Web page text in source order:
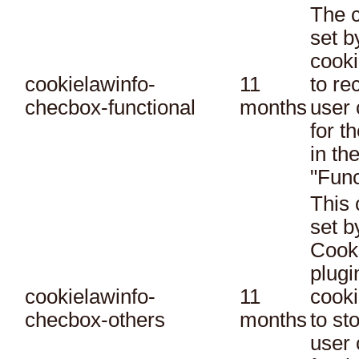
cookielawinfo-
checbox-functional
11
months
The
set
to
user
for
in
cookielawinfo-
checbox-others
11
months
This
set
to
user